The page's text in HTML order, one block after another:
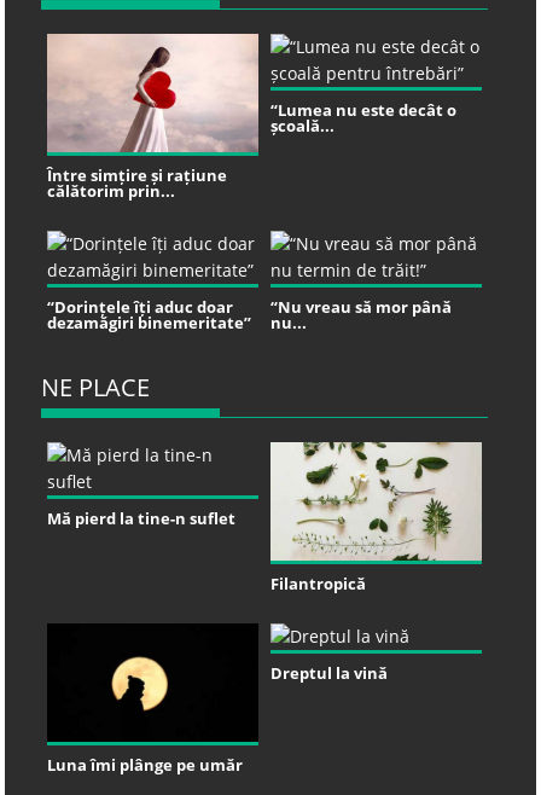
Între simțire și rațiune
călătorim prin...
“Lumea nu este decât o
școală...
“Dorințele îți aduc doar
dezamăgiri binemeritate”
“Nu vreau să mor până
nu...
NE PLACE
Mă pierd la tine-n suflet
Filantropică
Luna îmi plânge pe umăr
Dreptul la vină